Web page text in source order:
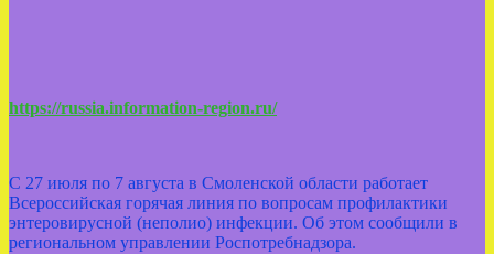
https://russia.information-region.ru/
С 27 июля по 7 августа в Смоленской области работает
Всероссийская горячая линия по вопросам профилактики
энтеровирусной (неполио) инфекции. Об этом сообщили в
региональном управлении Роспотребнадзора.